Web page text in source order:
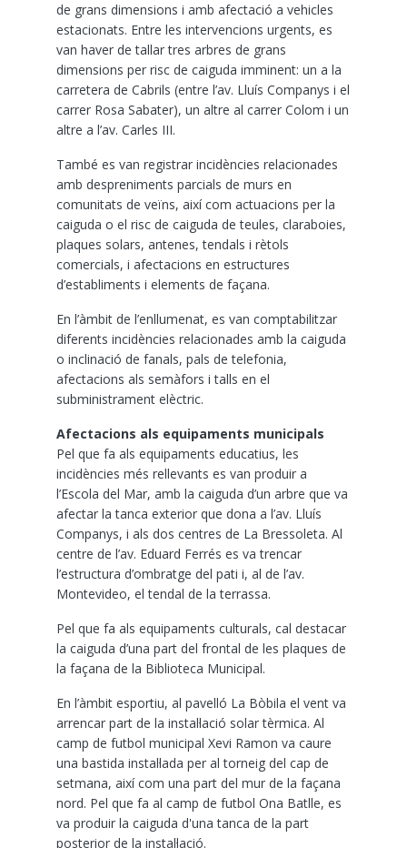
de grans dimensions i amb afectació a vehicles
estacionats. Entre les intervencions urgents, es
van haver de tallar tres arbres de grans
dimensions per risc de caiguda imminent: un a la
carretera de Cabrils (entre l’av. Lluís Companys i el
carrer Rosa Sabater), un altre al carrer Colom i un
altre a l’av. Carles III.
També es van registrar incidències relacionades
amb despreniments parcials de murs en
comunitats de veïns, així com actuacions per la
caiguda o el risc de caiguda de teules, claraboies,
plaques solars, antenes, tendals i rètols
comercials, i afectacions en estructures
d’establiments i elements de façana.
En l’àmbit de l’enllumenat, es van comptabilitzar
diferents incidències relacionades amb la caiguda
o inclinació de fanals, pals de telefonia,
afectacions als semàfors i talls en el
subministrament elèctric.
Afectacions als equipaments municipals
Pel que fa als equipaments educatius, les
incidències més rellevants es van produir a
l’Escola del Mar, amb la caiguda d’un arbre que va
afectar la tanca exterior que dona a l’av. Lluís
Companys, i als dos centres de La Bressoleta. Al
centre de l’av. Eduard Ferrés es va trencar
l’estructura d’ombratge del pati i, al de l’av.
Montevideo, el tendal de la terrassa.
Pel que fa als equipaments culturals, cal destacar
la caiguda d’una part del frontal de les plaques de
la façana de la Biblioteca Municipal.
En l’àmbit esportiu, al pavelló La Bòbila el vent va
arrencar part de la instal·lació solar tèrmica. Al
camp de futbol municipal Xevi Ramon va caure
una bastida instal·lada per al torneig del cap de
setmana, així com una part del mur de la façana
nord. Pel que fa al camp de futbol Ona Batlle, es
va produir la caiguda d'una tanca de la part
posterior de la instal·lació.